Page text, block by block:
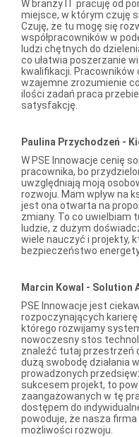
W branży IT pracuję od
miejsce, w którym czuję
Czuję, że tu mogę się
współpracowników w
ludzi chętnych do
co ułatwia poszerzanie
kwalifikacji.
wzajemne zrozumienie
ilości zadań praca
satysfakcję.
Paulina Przychodzeń -
W PSE Innowacje cenię
pracownika, bo
uwzględniają moją
rozwoju. Mam wpływ na
jest ona otwarta na
zmiany. To co uwielbiam
ludzie, z dużym
wiele nauczyć i projekty,
bezpieczeństwo
Marcin Kowal - Solution
PSE Innowacje jest
rozpoczynających karierę
którego rozwijamy
nowoczesny stos
znaleźć tutaj przestrzeń
dużą swobodę działania
prowadzonych
sukcesem projekt, to
zaangażowanych w tę
dostępem do
powoduje, że nasza
możliwości rozwoju.